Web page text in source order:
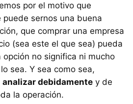
por el motivo que
puede sernos una buena
que comprar una empresa
(sea este el que sea) pueda
no significa ni mucho
sea. Y sea como sea,
analizar debidamente y de
la operación.